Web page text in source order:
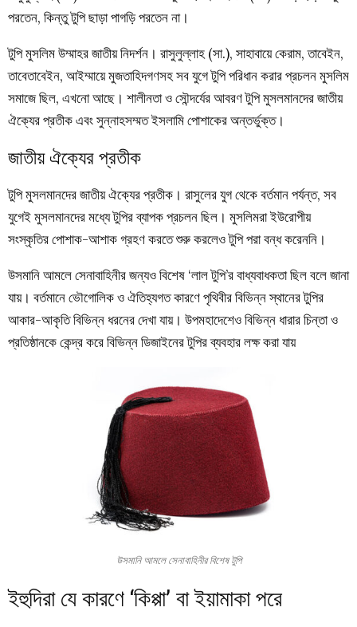
পরতেন, কিন্তু টুপি ছাড়া পাগড়ি পরতেন না।
টুপি মুসলিম উম্মাহর জাতীয় নিদর্শন। রাসুলুল্লাহ (সা.), সাহাবায়ে কেরাম, তাবেইন,
তাবেতাবেইন, আইম্মায়ে মুজতাহিদগণসহ সব যুগে টুপি পরিধান করার প্রচলন মুসলিম
সমাজে ছিল, এখনো আছে। শালীনতা ও সৌন্দর্যের আবরণ টুপি মুসলমানদের জাতীয়
ঐক্যের প্রতীক এবং সুন্নাহসম্মত ইসলামি পোশাকের অন্তর্ভুক্ত।
জাতীয় ঐক্যের প্রতীক
টুপি মুসলমানদের জাতীয় ঐক্যের প্রতীক। রাসুলের যুগ থেকে বর্তমান পর্যন্ত, সব
যুগেই মুসলমানদের মধ্যে টুপির ব্যাপক প্রচলন ছিল। মুসলিমরা ইউরোপীয়
সংস্কৃতির পোশাক-আশাক গ্রহণ করতে শুরু করলেও টুপি পরা বন্ধ করেননি।
উসমানি আমলে সেনাবাহিনীর জন্যও বিশেষ ‘লাল টুপি’র বাধ্যবাধকতা ছিল বলে জানা
যায়। বর্তমানে ভৌগোলিক ও ঐতিহ্যগত কারণে পৃথিবীর বিভিন্ন স্থানের টুপির
আকার-আকৃতি বিভিন্ন ধরনের দেখা যায়। উপমহাদেশেও বিভিন্ন ধারার চিন্তা ও
প্রতিষ্ঠানকে কেন্দ্র করে বিভিন্ন ডিজাইনের টুপির ব্যবহার লক্ষ করা যায়
উসমানি আমলে সেনাবাহিনীর বিশেষ টুপি
ইহুদিরা যে কারণে ‘কিপ্পা’ বা ইয়ামাকা পরে